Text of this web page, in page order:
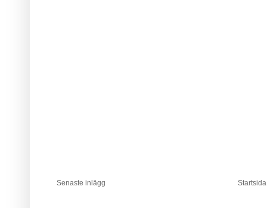
Senaste inlägg Startsida